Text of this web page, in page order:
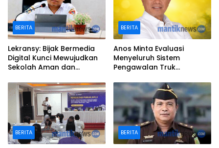
BERITA
Lekransy: Bijak Bermedia
Digital Kunci Mewujudkan
Sekolah Aman dan
BERITA
Anos Minta Evaluasi
Menyeluruh Sistem
Pengawalan Truk
BERITA BERITA